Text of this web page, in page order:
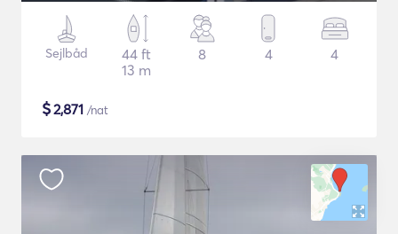
Sejlbåd
44 ft
13 m
8 4 4
$2,871 /nat